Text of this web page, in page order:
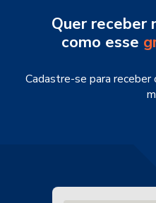
Quer receber
como esse
Cadastre-se para